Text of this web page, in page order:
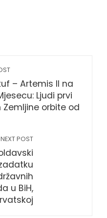
– Artemis II na
Ljudi prvi
Zemljine orbite od
NEXT POST
u BiH,